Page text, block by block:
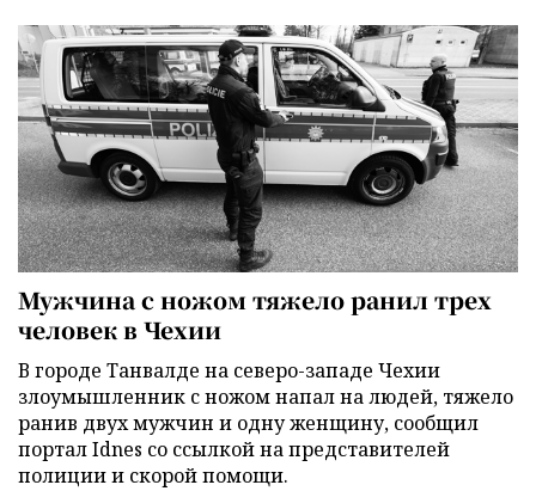
Мужчина с ножом тяжело ранил трех
человек в Чехии
В городе Танвалде на северо-западе Чехии
злоумышленник с ножом напал на людей, тяжело
ранив двух мужчин и одну женщину, сообщил
портал Idnes со ссылкой на представителей
полиции и скорой помощи.